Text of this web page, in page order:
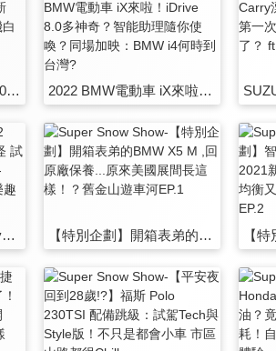
【偽總裁試車】花了2600萬買了全新Ghost,勞斯萊斯竟然送司機白手套課程?? ft.最胸秘書 2022 BMW電動車 iX來啦！iDrive 8.0多神奇？智能助理隨你使喚？同場加映：BMW i4何時到台灣?
2022 Land Rover Discovery 奇怪 試車就下雨!?柴油車 D250 R-Dynamic SE 雨中試車 找樂趣 【特別企劃】開箱表弟的BMW X5 M ,回原廠保養...原來美國展間長這樣！？舊金山遊車河EP.1